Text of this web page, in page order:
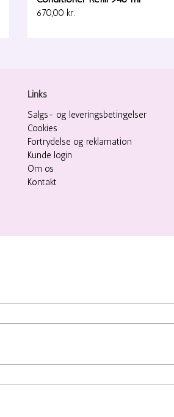
670,00 kr.
Links
Salgs- og leveringsbetingelser
Cookies
Fortrydelse og reklamation
Kunde login
Om os
Kontakt